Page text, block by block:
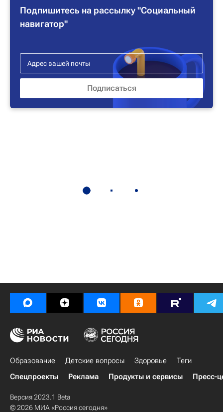
Подпишитесь на рассылку "Социальный
навигатор"
Образование Детские вопросы Здоровье
Теги
Спецпроекты
Реклама Продукты и сервисы Пресс-
Версия 2023.1 Beta
© 2026 МИА «Россия сегодня»